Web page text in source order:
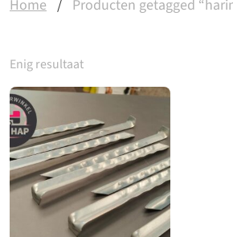
Home / Producten getagged
Enig resultaat